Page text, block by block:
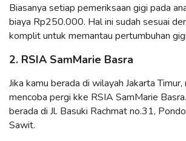
Biasanya setiap pemeriksaan gigi pada
biaya Rp250.000. Hal ini sudah sesuai
komplit untuk memantau pertumbuhan
2. RSIA SamMarie Basra
Jika kamu berada di wilayah Jakarta Timur,
mencoba pergi kke RSIA SamMarie
berada di Jl. Basuki Rachmat no.31,
Sawit.